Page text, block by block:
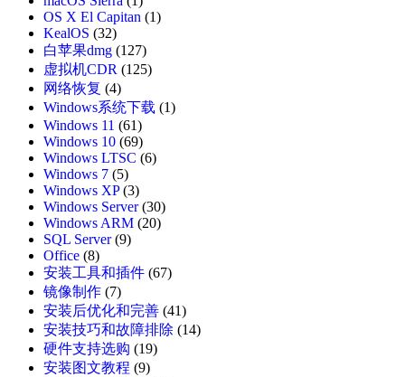
OS X El Capitan (1)
KealOS (32)
白苹果dmg (127)
虚拟机CDR (125)
网络恢复 (4)
Windows系统下载 (1)
Windows 11 (61)
Windows 10 (69)
Windows LTSC (6)
Windows 7 (5)
Windows XP(3)
Windows Server(30)
Windows ARM (20)
SQL Server(9)
Office (8)
安装工具和插件 (67)
镜像制作 (7)
安装后优化和完善 (41)
安装技巧和故障排除 (14)
硬件支持选购 (19)
安装图文教程 (9)